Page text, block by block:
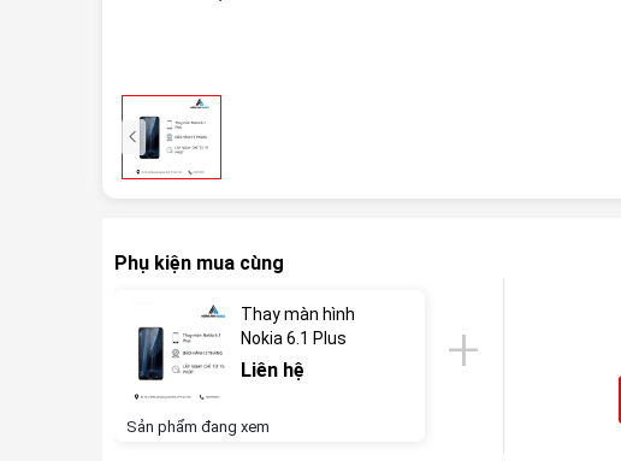
Phụ kiện mua cùng
Thay màn hình
Nokia 6.1 Plus
Liên hệ
Sản phẩm đang xem